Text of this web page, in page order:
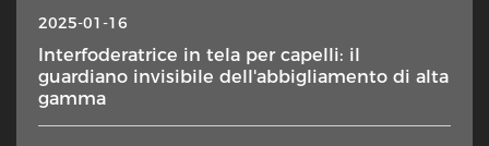
2025-01-16
Interfoderatrice in tela per capelli: il
guardiano invisibile dell'abbigliamento di alta
gamma